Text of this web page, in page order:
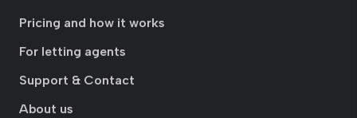
Pricing and how it works
For letting agents
Support & Contact
About us